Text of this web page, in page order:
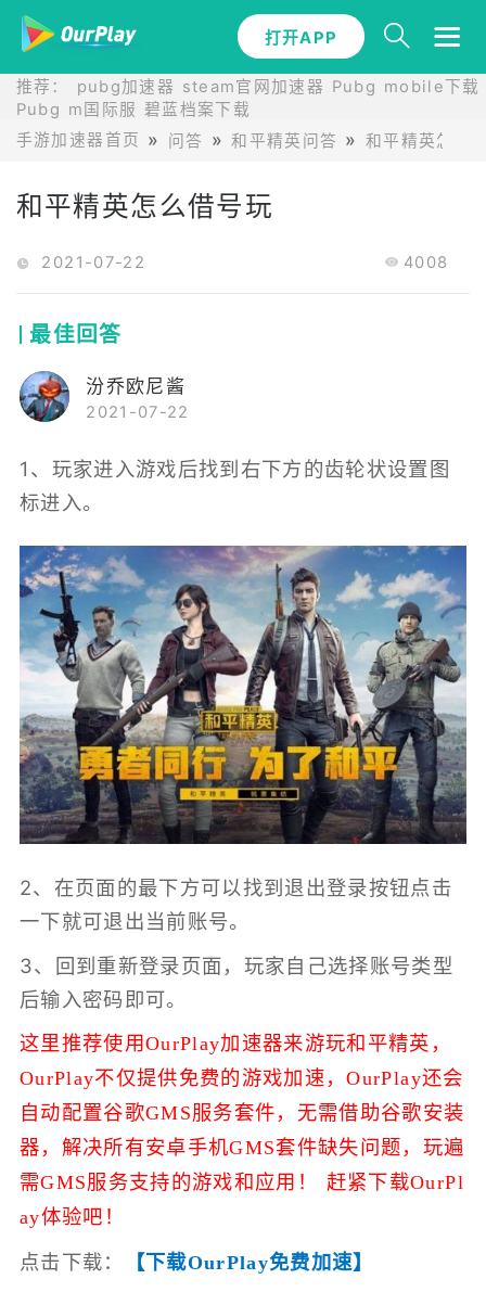
打开APP
推荐： pubg加速器 steam官网加速器 Pubg mobile下载
Pubg m国际服 碧蓝档案下载
手游加速器首页
问答 和平精英问答 和平精英怎么
和平精英怎么借号玩
2021-07-22 4008
最佳回答
汾乔欧尼酱
2021-07-22
1、玩家进入游戏后找到右下方的齿轮状设置图
标进入。
2、在页面的最下方可以找到退出登录按钮点击
一下就可退出当前账号。
3、回到重新登录页面，玩家自己选择账号类型
后输入密码即可。
这里推荐使用OurPlay加速器来游玩和平精英，
OurPlay不仅提供免费的游戏加速，OurPlay还会
自动配置谷歌GMS服务套件，无需借助谷歌安装
器，解决所有安卓手机GMS套件缺失问题，玩遍
需GMS服务支持的游戏和应用！ 赶紧下载OurPl
ay体验吧！
点击下载： 【下载OurPlay免费加速】